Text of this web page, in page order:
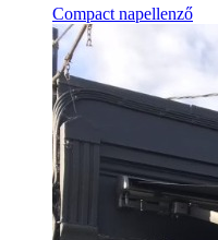
Compact napellenző